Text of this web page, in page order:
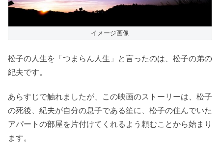
イメージ画像
松子の人生を「つまらん人生」と言ったのは、松子の弟の
紀夫です。
あらすじで触れましたが、この映画のストーリーは、松子
の死後、紀夫が自分の息子である笙に、松子の住んでいた
アパートの部屋を片付けてくれるよう頼むことから始まり
ます。